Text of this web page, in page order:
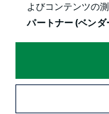
よびコンテンツの
パートナー (ベンダ